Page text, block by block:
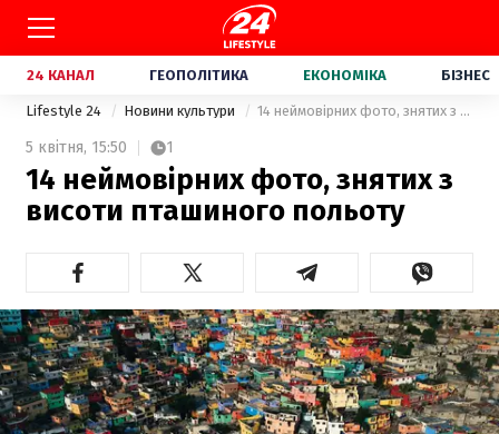
24 КАНАЛ ГЕОПОЛІТИКА ЕКОНОМІКА БІЗНЕС
Lifestyle 24 Новини культури 14 неймовірних фото, знятих з висоти пташиного польоту
5 квітня, 15:50 1
14 неймовірних фото, знятих з
висоти пташиного польоту